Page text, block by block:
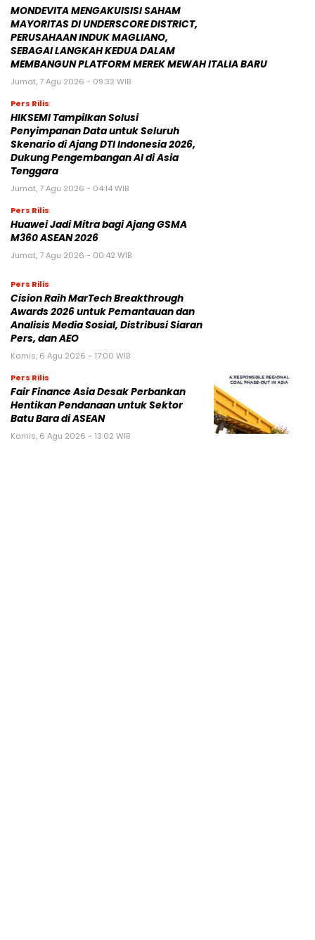
MONDEVITA MENGAKUISISI SAHAM
MAYORITAS DI UNDERSCORE DISTRICT,
PERUSAHAAN INDUK MAGLIANO,
SEBAGAI LANGKAH KEDUA DALAM
MEMBANGUN PLATFORM MEREK MEWAH ITALIA BARU
Jumat, 7 Agu 2026 - 09:32 WIB
Pers Rilis
HIKSEMI Tampilkan Solusi
Penyimpanan Data untuk Seluruh
Skenario di Ajang DTI Indonesia 2026,
Dukung Pengembangan AI di Asia
Tenggara
Jumat, 7 Agu 2026 - 04:14 WIB
Pers Rilis
Huawei Jadi Mitra bagi Ajang GSMA
M360 ASEAN 2026
Jumat, 7 Agu 2026 - 00:42 WIB
Pers Rilis
Cision Raih MarTech Breakthrough
Awards 2026 untuk Pemantauan dan
Analisis Media Sosial, Distribusi Siaran
Pers, dan AEO
Kamis, 6 Agu 2026 - 17:00 WIB
Pers Rilis
Fair Finance Asia Desak Perbankan
Hentikan Pendanaan untuk Sektor
Batu Bara di ASEAN
Kamis, 6 Agu 2026 - 13:02 WIB